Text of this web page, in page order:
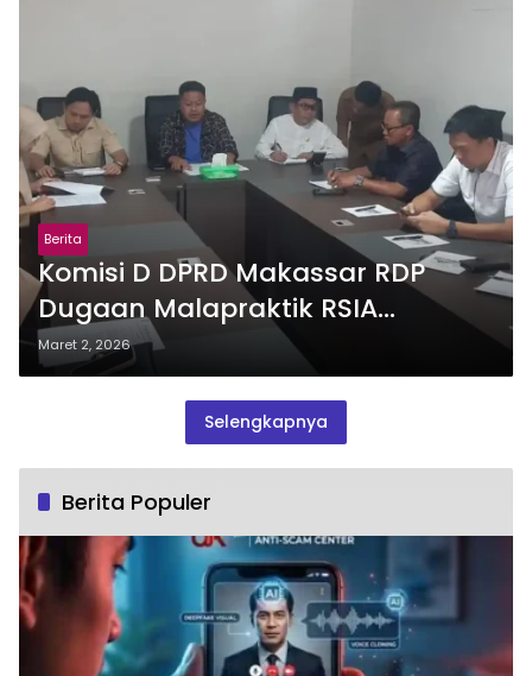
Berita
Komisi D DPRD Makassar RDP
Dugaan Malapraktik RSIA
Paramount Tak Temukan Bukti
Maret 2, 2026
Selengkapnya
Berita Populer